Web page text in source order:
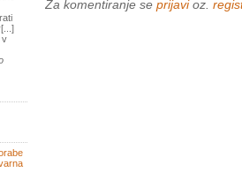
v
Za komentiranje se prijavioz.